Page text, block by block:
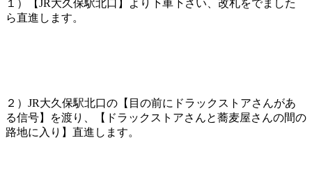
１）【JR大久保駅北口】より下車下さい、改札をでました
ら直進します。
２）JR大久保駅北口の【目の前にドラックストアさんがあ
る信号】を渡り、【ドラックストアさんと蕎麦屋さんの間の
路地に入り】直進します。